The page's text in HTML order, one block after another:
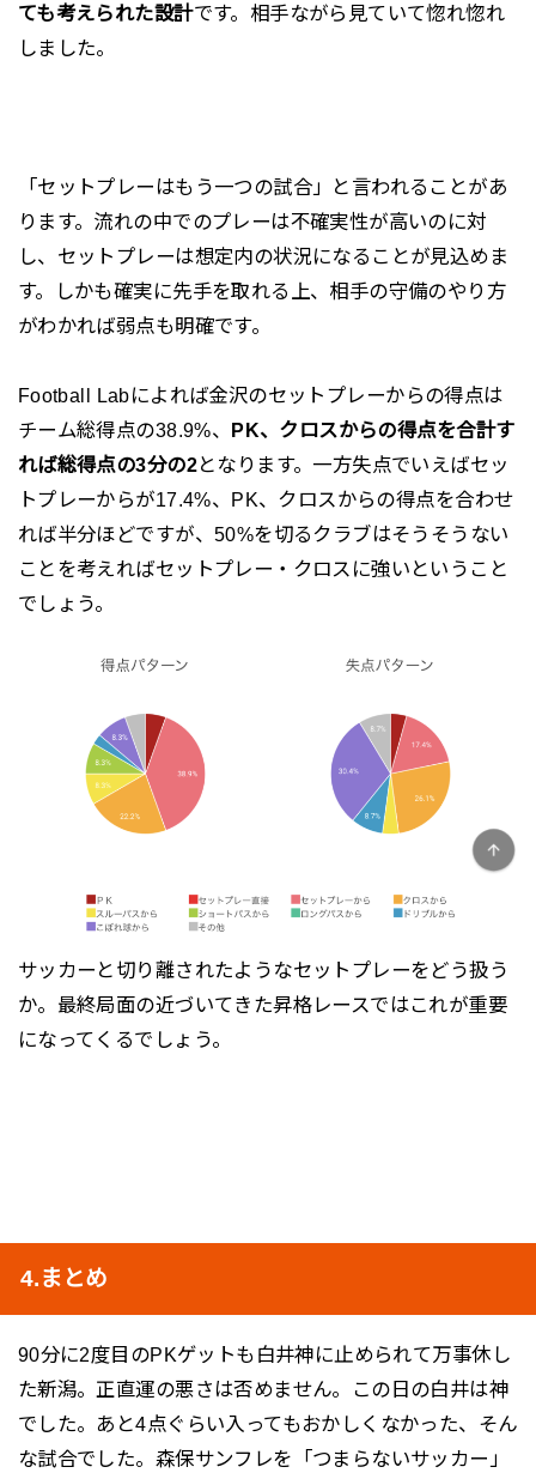
ても考えられた設計です。相手ながら見ていて惚れ惚れ
しました。
「セットプレーはもう一つの試合」と言われることがあ
ります。流れの中でのプレーは不確実性が高いのに対
し、セットプレーは想定内の状況になることが見込めま
す。しかも確実に先手を取れる上、相手の守備のやり方
がわかれば弱点も明確です。
Football Labによれば金沢のセットプレーからの得点は
チーム総得点の38.9%、 PK、クロスからの得点を合計す
れば総得点の3分の2 となります。一方失点でいえばセッ
トプレーからが17.4%、PK、クロスからの得点を合わせ
れば半分ほどですが、50%を切るクラブはそうそうない
ことを考えればセットプレー・クロスに強いということ
でしょう。
サッカーと切り離されたようなセットプレーをどう扱う
か。最終局面の近づいてきた昇格レースではこれが重要
になってくるでしょう。
4.まとめ
90分に2度目のPKゲットも白井神に止められて万事休し
た新潟。正直運の悪さは否めません。この日の白井は神
でした。あと4点ぐらい入ってもおかしくなかった、そん
な試合でした。森保サンフレを「つまらないサッカー」